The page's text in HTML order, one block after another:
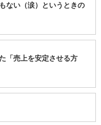
ない（涙）というときの
「売上を安定させる方